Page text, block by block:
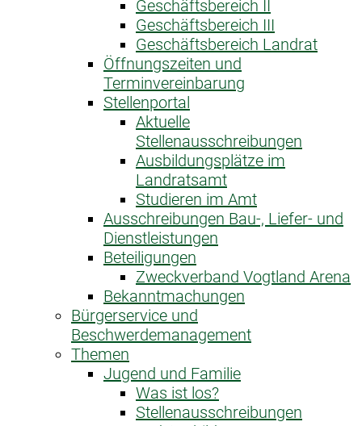
Geschäftsbereich II
Geschäftsbereich III
Geschäftsbereich Landrat
Öffnungszeiten und
Terminvereinbarung
Stellenportal
Aktuelle
Stellenausschreibungen
Ausbildungsplätze im
Landratsamt
Studieren im Amt
Ausschreibungen Bau-, Liefer- und
Dienstleistungen
Beteiligungen
Zweckverband Vogtland Arena
Bekanntmachungen
Bürgerservice und
Beschwerdemanagement
Themen
Jugend und Familie
Was ist los?
Stellenausschreibungen